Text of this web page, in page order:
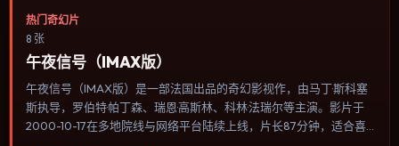
热门奇幻片
8 张
午夜信号（IMAX版）
午夜信号（IMAX版）是一部法国出品的奇幻影视作，由马丁·斯科塞
斯执导，罗伯特·帕丁森、瑞恩·高斯林、科林·法瑞尔等主演。影片于
2000-10-17在多地院线与网络平台陆续上线，片长87分钟，适合喜